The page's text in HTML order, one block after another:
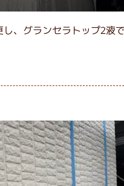
、グランセラトップ2液